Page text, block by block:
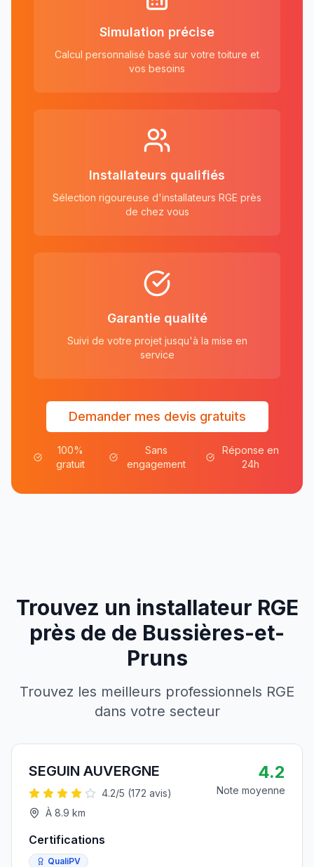
Simulation précise
Calcul personnalisé basé sur votre toiture et
vos besoins
Installateurs qualifiés
Sélection rigoureuse d'installateurs RGE près
de chez vous
Garantie qualité
Suivi de votre projet jusqu'à la mise en
service
Demander mes devis gratuits
100%
gratuit
Sans
engagement
Réponse en
24h
Trouvez un installateur RGE
près de de Bussières-et-
Pruns
Trouvez les meilleurs professionnels RGE
dans votre secteur
SEGUIN AUVERGNE
4.2/5 (172 avis)
À 8.9 km
4.2
Note moyenne
Certifications
QualiPV